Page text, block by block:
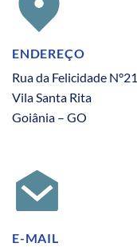
ENDEREÇO
Rua da Felicidade
Vila Santa Rita
Goiânia – GO
E-MAIL